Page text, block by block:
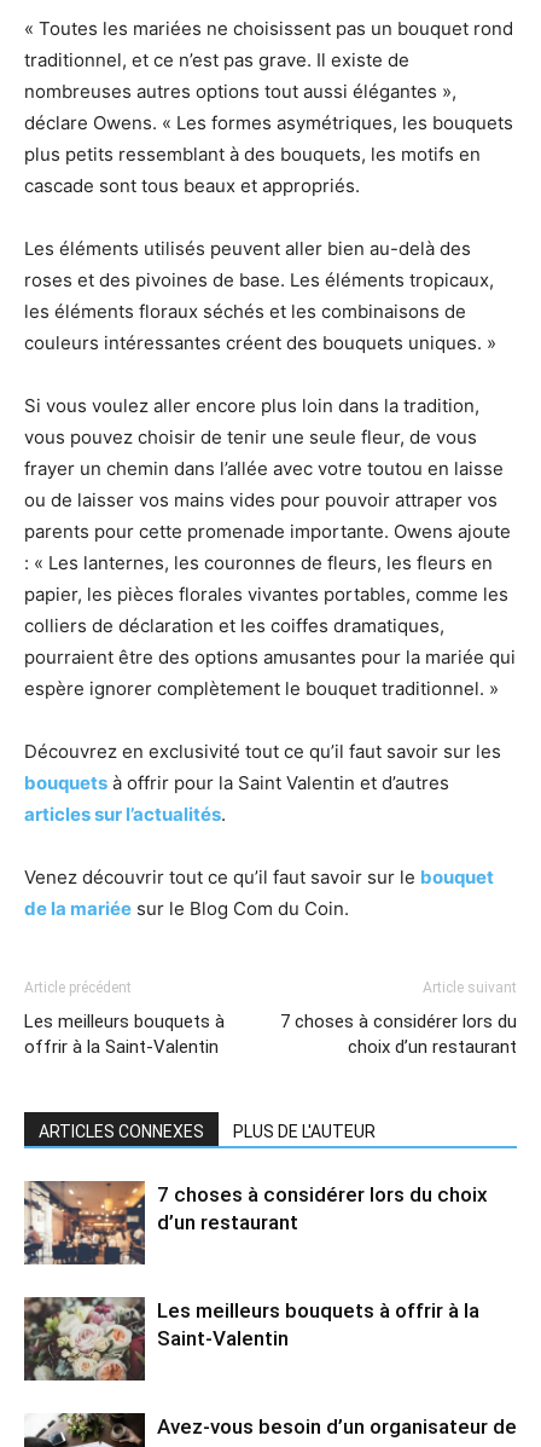
« Toutes les mariées ne choisissent pas un bouquet rond
traditionnel, et ce n’est pas grave. Il existe de
nombreuses autres options tout aussi élégantes »,
déclare Owens. « Les formes asymétriques, les bouquets
plus petits ressemblant à des bouquets, les motifs en
cascade sont tous beaux et appropriés.
Les éléments utilisés peuvent aller bien au-delà des
roses et des pivoines de base. Les éléments tropicaux,
les éléments floraux séchés et les combinaisons de
couleurs intéressantes créent des bouquets uniques. »
Si vous voulez aller encore plus loin dans la tradition,
vous pouvez choisir de tenir une seule fleur, de vous
frayer un chemin dans l’allée avec votre toutou en laisse
ou de laisser vos mains vides pour pouvoir attraper vos
parents pour cette promenade importante. Owens ajoute
: « Les lanternes, les couronnes de fleurs, les fleurs en
papier, les pièces florales vivantes portables, comme les
colliers de déclaration et les coiffes dramatiques,
pourraient être des options amusantes pour la mariée qui
espère ignorer complètement le bouquet traditionnel. »
Découvrez en exclusivité tout ce qu’il faut savoir sur les
bouquets à offrir pour la Saint Valentin et d’autres
articles sur l’actualités.
Venez découvrir tout ce qu’il faut savoir sur le bouquet
de la mariée sur le Blog Com du Coin.
Article précédent
Les meilleurs bouquets à
offrir à la Saint-Valentin
Article suivant
7 choses à considérer lors du
choix d’un restaurant
ARTICLES CONNEXES PLUS DE L'AUTEUR
7 choses à considérer lors du choix
d’un restaurant
Les meilleurs bouquets à offrir à la
Saint-Valentin
Avez-vous besoin d’un organisateur de